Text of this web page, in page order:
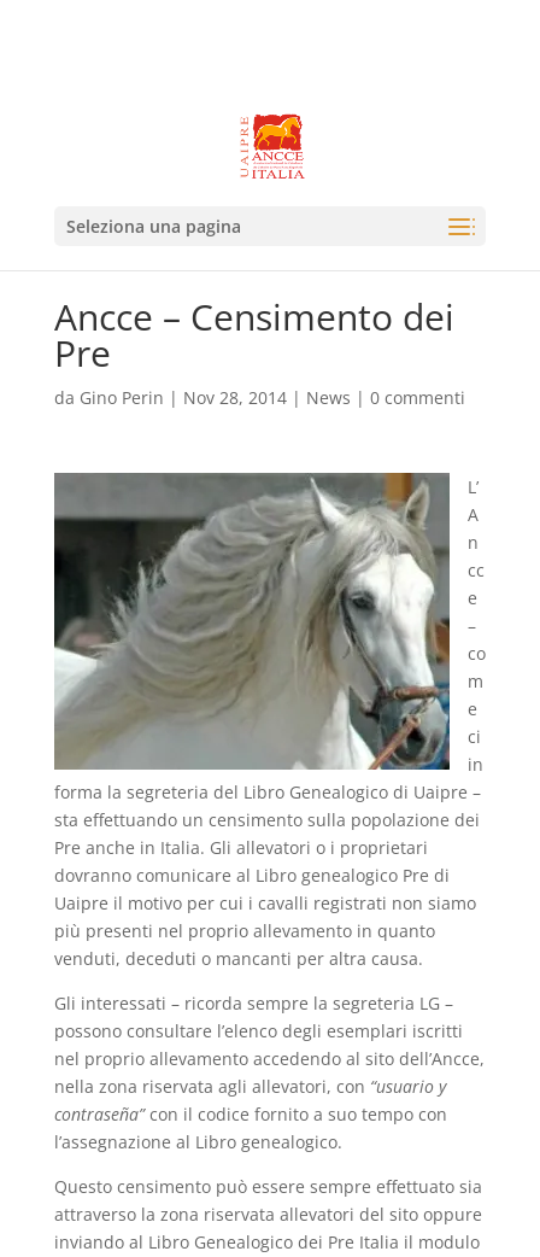
Seleziona una pagina
Ancce – Censimento dei
Pre
da Gino Perin | Nov 28, 2014| News | 0 commenti
L’
A
n
cc
e
–
co
m
e
ci
in
forma la segreteria del Libro Genealogico di Uaipre –
sta effettuando un censimento sulla popolazione dei
Pre anche in Italia. Gli allevatori o i proprietari
dovranno comunicare al Libro genealogico Pre di
Uaipre il motivo per cui i cavalli registrati non siamo
più presenti nel proprio allevamento in quanto
venduti, deceduti o mancanti per altra causa.
Gli interessati – ricorda sempre la segreteria LG –
possono consultare l’elenco degli esemplari iscritti
nel proprio allevamento accedendo al sito dell’Ancce,
nella zona riservata agli allevatori, con “usuario y
contraseña”con il codice fornito a suo tempo con
l’assegnazione al Libro genealogico.
Questo censimento può essere sempre effettuato sia
attraverso la zona riservata allevatori del sito oppure
inviando al Libro Genealogico dei Pre Italia il modulo